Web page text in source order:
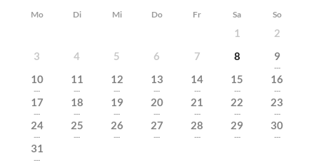
Mo Di Mi Do Fr Sa So
1
2
3
4 5 6 7 8 9
---
10
---
11
---
12
---
13
---
14
---
15
---
16
---
17
---
18
---
19
---
20
---
21
---
22
---
23
---
24
---
25
---
26
---
27
---
28
---
29
---
30
---
31
---